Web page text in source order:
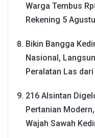
Warga Tembus
Rekening 5
Bikin Bangga
Nasional,
Peralatan Las dari
216 Alsintan
Pertanian
Wajah Sawah